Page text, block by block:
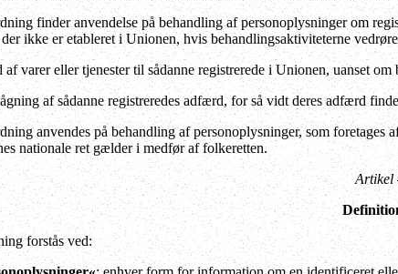
finder anvendelse på behandling af personoplysninger om
der ikke er etableret i Unionen, hvis behandlingsaktiviteterne
af varer eller tjenester til sådanne registrerede i Unionen, uanset
af sådanne registreredes adfærd, for så vidt deres adfærd
anvendes på behandling af personoplysninger, som foretages
nationale ret gælder i medfør af folkeretten.
Artikel
forstås ved: